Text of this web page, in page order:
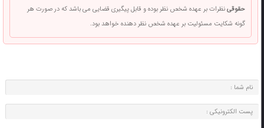
حقوقینظرات بر عهده شخص نظر بوده و قابل پیگیری قضایی می باشد که در صورت هر
گونه شکایت مسئولیت بر عهده شخص نظر دهنده خواهد بود.